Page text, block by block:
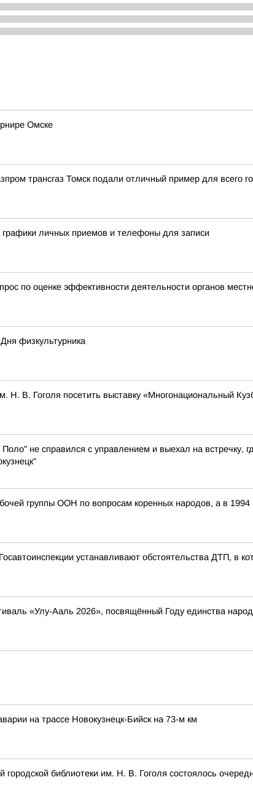
Омске
трансгаз Томск подали отличный пример для всего
графики личных приемов и телефоны для записи
по оценке эффективности деятельности органов
физкультурника
Н. В. Гоголя посетить выставку «Многонациональный
не справился с управлением и выехал на встречку,
группы ООН по вопросам коренных народов, а в
устанавливают обстоятельства ДТП, в
«Улу-Ааль 2026», посвящённый Году единства
на трассе Новокузнецк-Бийск на 73-м км
библиотеки им. Н. В. Гоголя состоялось